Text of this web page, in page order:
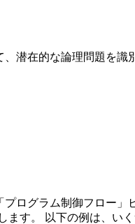
潜在的な論理問題を識
「プログラム制御フロー」
す。 以下の例は、い